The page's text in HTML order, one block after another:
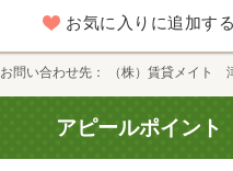
お気に入りに追加する
お問い合わせ先 （株）賃貸メイト
アピールポイント